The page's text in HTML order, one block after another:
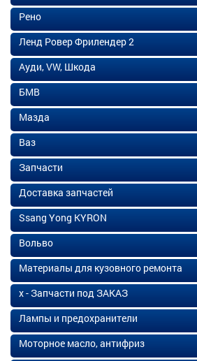
Рено
Ленд Ровер Фрилендер 2
Ауди, VW, Шкода
БМВ
Мазда
Ваз
Запчасти
Доставка запчастей
Ssang Yong KYRON
Вольво
Материалы для кузовного ремонта
х - Запчасти под ЗАКАЗ
Лампы и предохранители
Моторное масло, антифриз